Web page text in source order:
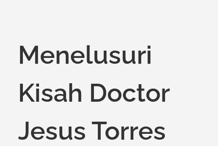
Menelusuri
Kisah Doctor
Jesus Torres